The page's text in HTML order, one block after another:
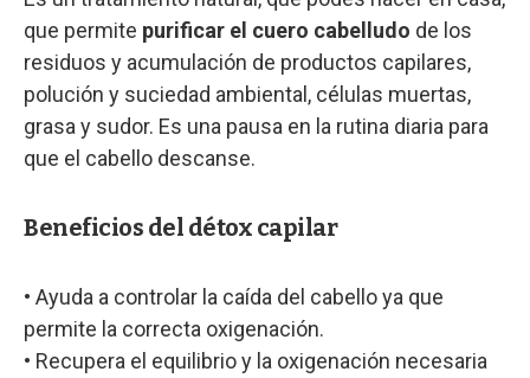
que permite purificar el cuero cabelludo de los
residuos y acumulación de productos capilares,
polución y suciedad ambiental, células muertas,
grasa y sudor. Es una pausa en la rutina diaria para
que el cabello descanse.
Beneficios del détox capilar
• Ayuda a controlar la caída del cabello ya que
permite la correcta oxigenación.
• Recupera el equilibrio y la oxigenación necesaria